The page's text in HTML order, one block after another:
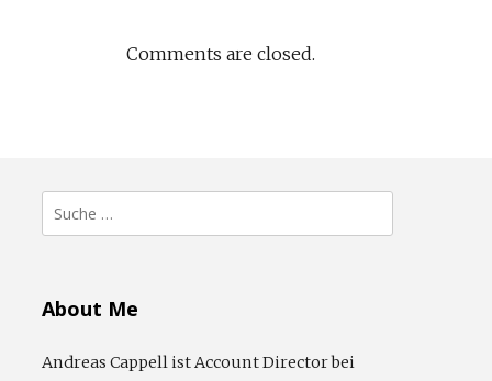
Comments are closed.
Suche
nach:
About Me
Andreas Cappell ist Account Director bei